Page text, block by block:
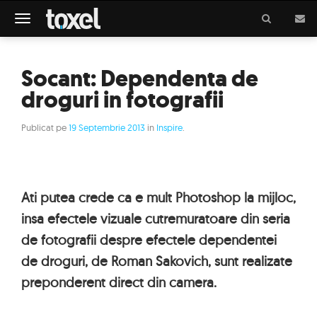
Meniu
Socant: Dependenta de
droguri in fotografii
Publicat pe19 Septembrie 2013 in Inspire
Ati putea crede ca e mult Photoshop la mijloc,
insa efectele vizuale cutremuratoare din seria
de fotografii despre efectele dependentei
de droguri, de Roman Sakovich, sunt realizate
preponderent direct din camera.